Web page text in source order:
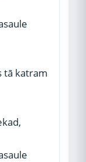
tā katram